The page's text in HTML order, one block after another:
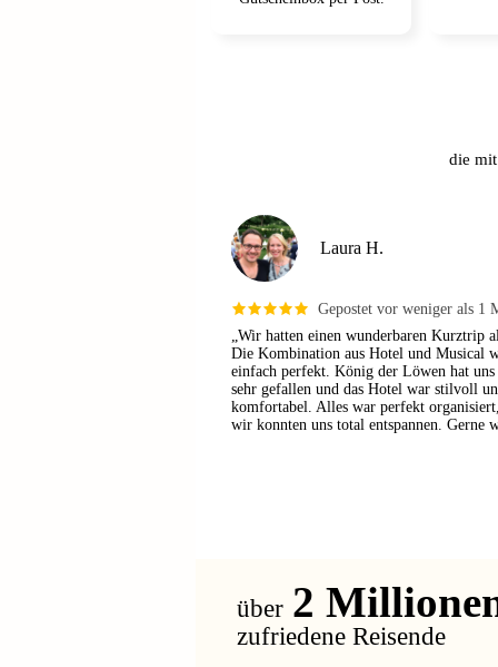
die
Laura H.
Gepostet vor weniger als 1
„Wir hatten einen wunderbaren Kurztrip
Die Kombination aus Hotel und Musical
einfach perfekt. König der Löwen hat uns
sehr gefallen und das Hotel war stilvoll
komfortabel. Alles war perfekt
wir konnten uns total entspannen. Gerne
über 2
zufriedene Reisende